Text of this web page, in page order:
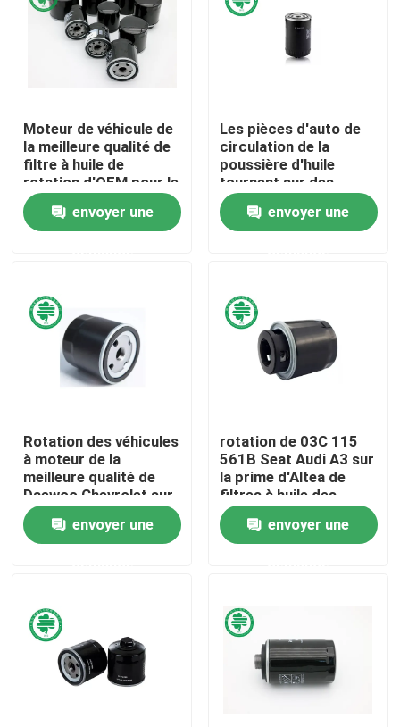
Maison
Vidéos
Au sujet de nous
Visite d'usine
Contrôle de qualité
Contactez-nous
Nouvelles
Filtres à air de moteur de véhicule
Moteur de véhicule de
la meilleure qualité de
filtre à huile de
rotation d'OEM pour le
divers modèle de
voiture envoyer une
Les pièces d'auto de
circulation de la
poussière d'huile
tournent sur des
filtres à huile 068 115
561A pour Audi
Volkswagen
envoyer une
Rotation des véhicules
à moteur de la
meilleure qualité de
Daewoo Chevrolet sur
les filtres à huile
90144675 pour des
camions Saab de
envoyer une
rotation de 03C 115
561B Seat Audi A3 sur
la prime d'Altea de
filtres à huile des
véhicules à moteur
pour le métal
endommagé
envoyer une